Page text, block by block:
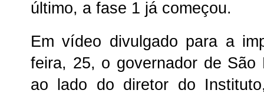
último, a fase 1 já começou.
Em vídeo divulgado para a
feira, 25, o governador de São
ao lado do diretor do